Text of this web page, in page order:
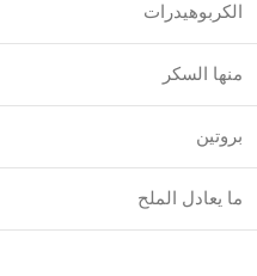
الكربوهيدرات
منها السكر
بروتين
ما يعادل الملح